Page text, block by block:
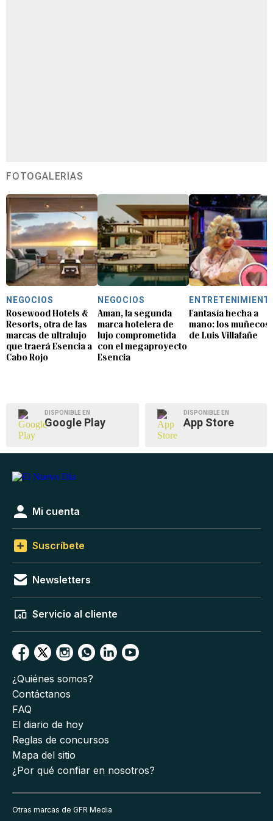
FOTOGALERÍAS
NEGOCIOS
Rosewood Hotels &
Resorts, otra de las
marcas de ultralujo
que traerá Esencia a
Cabo Rojo
NEGOCIOS
Aman, la segunda
marca hotelera de
lujo comprometida
con el megaproyecto
Esencia
Fantasía hecha a
mano: los muñecos
de Luis Villafañe
DISPONIBLE EN
Google Play
DISPONIBLE EN
App Store
Mi cuenta
Suscríbete
Newsletters
Servicio al cliente
¿Quiénes somos?
Contáctanos
FAQ
El diario de hoy
Reglas de concursos
Mapa del sitio
¿Por qué confiar en nosotros?
Otras marcas de GFR Media